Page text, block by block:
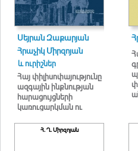
Սեյրան Զաքարյան
Հրաչիկ Միրզոյան
և ուրիշներ
Հայ փիլիսոփայությունը
ազգային ինքնության
հարացույցների
կառուցարկման ու
համատեքստում
Հ. Ղ. Միրզոյան